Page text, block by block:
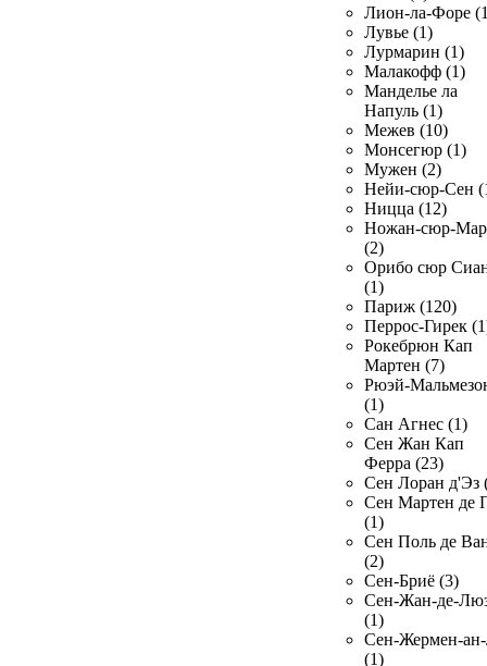
Лион-ла-Форе
Лувье (1)
Лурмарин (1)
Малакофф (1)
Манделье ла
Напуль (1)
Межев (10)
Монсегюр (1)
Мужен (2)
Нейи-сюр-Сен
Ницца (12)
Ножан-сюр-
(2)
Орибо сюр
(1)
Париж (120)
Перрос-Гирек
Рокебрюн Кап
Мартен (7)
Рюэй-
(1)
Сан Агнес (1)
Сен Жан Кап
Ферра (23)
Сен Лоран д'Эз
Сен Мартен де
(1)
Сен Поль де
(2)
Сен-Бриё (3)
Сен-Жан-де-
(1)
Сен-Жермен-
(1)